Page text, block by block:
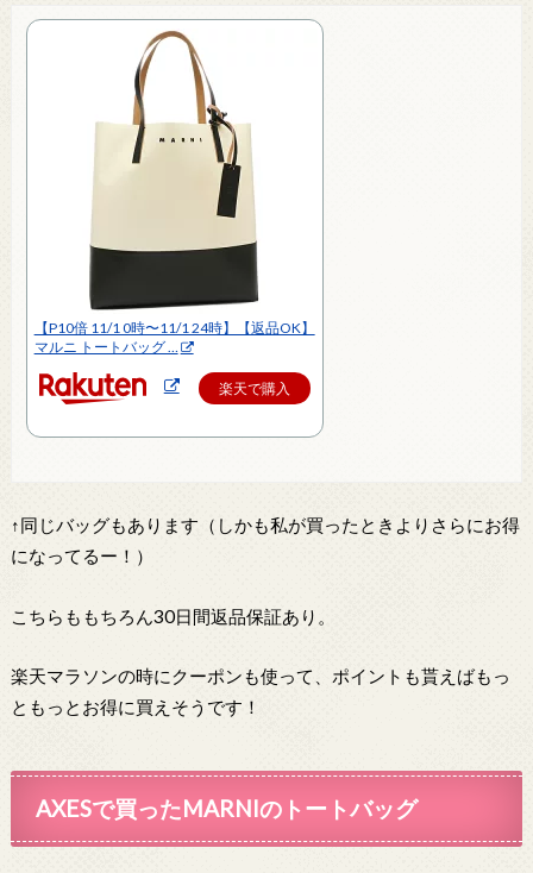
【P10倍 11/1 0時〜11/1 24時】【返品OK】
マルニ トートバッグ …
楽天で購入
↑同じバッグもあります（しかも私が買ったときよりさらにお得
になってるー！）
こちらももちろん30日間返品保証あり。
楽天マラソンの時にクーポンも使って、ポイントも貰えばもっ
ともっとお得に買えそうです！
AXESで買ったMARNIのトートバッグ